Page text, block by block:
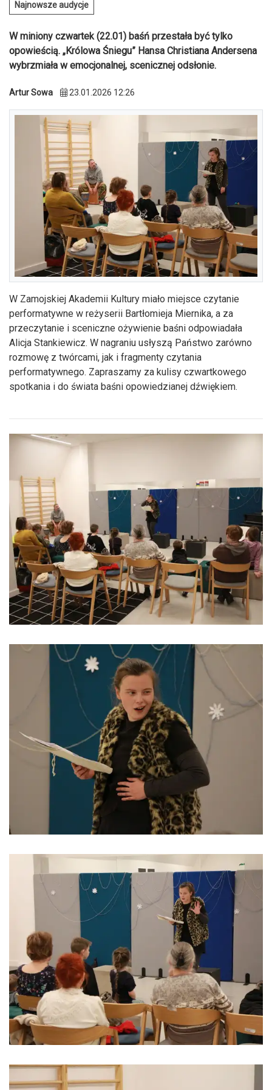
Najnowsze audycje
W miniony czwartek (22.01) baśń przestała być tylko
opowieścią. „Królowa Śniegu” Hansa Christiana Andersena
wybrzmiała w emocjonalnej, scenicznej odsłonie.
Artur Sowa 23.01.2026 12:26
W Zamojskiej Akademii Kultury miało miejsce czytanie
performatywne w reżyserii Bartłomieja Miernika, a za
przeczytanie i sceniczne ożywienie baśni odpowiadała
Alicja Stankiewicz. W nagraniu usłyszą Państwo zarówno
rozmowę z twórcami, jak i fragmenty czytania
performatywnego. Zapraszamy za kulisy czwartkowego
spotkania i do świata baśni opowiedzianej dźwiękiem.